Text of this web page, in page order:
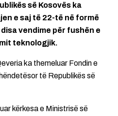
së Kosovës ka
e saj të 22-të në formë
vendime për fushën e
teknologjik.
ka themeluar Fondin e
të Republikës së
kërkesa e Ministrisë së